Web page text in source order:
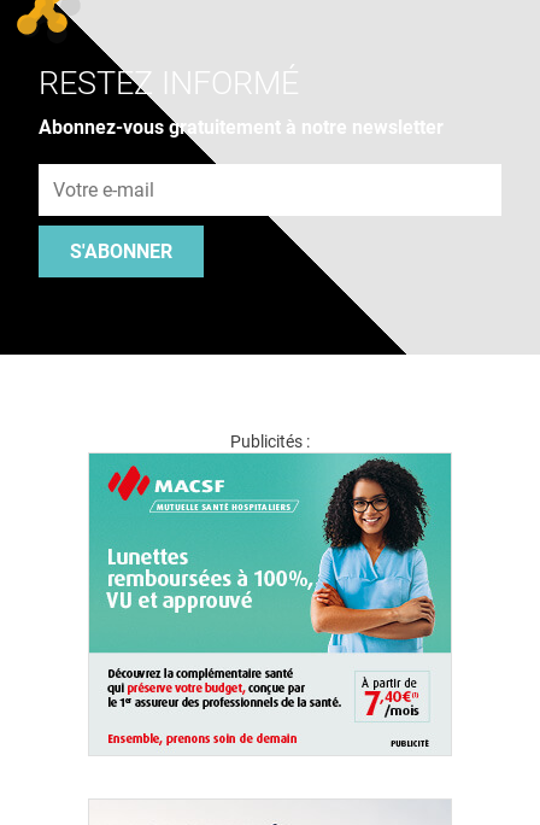
RESTEZ INFORMÉ
Abonnez-vous gratuitement à notre newsletter
S'ABONNER
Publicités :